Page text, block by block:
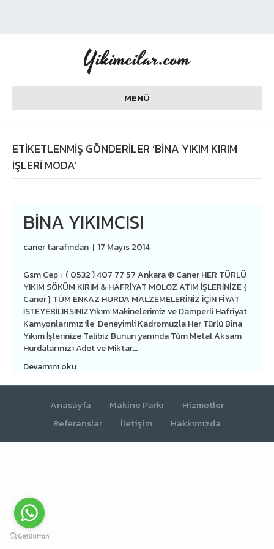
Yikimcilar.com
MENÜ
ETIKETLENMIŞ GÖNDERILER ‘BINA YIKIM KIRIM
İŞLERI MODA’
BINA YIKIMCISI
canertarafından | 17 Mayıs 2014
Gsm Cep : ( 0532 ) 407 77 57 Ankara ® Caner HER TÜRLÜ
YIKIM SÖKÜM KIRIM & HAFRİYAT MOLOZ ATIM İŞLERİNİZE {
Caner } TÜM ENKAZ HURDA MALZEMELERİNİZ İÇİN FİYAT
İSTEYEBİLİRSİNİZYıkım Makinelerimiz ve Damperli Hafriyat
Kamyonlarımız ile Deneyimli Kadromuzla Her Türlü Bina
Yıkım İşlerinize Talibiz Bunun yanında Tüm Metal Aksam
Hurdalarınızı Adet ve Miktar…
Devamını oku
Anasayfa Makine Parkı
Hizmetler
Referanslar
İletişim Hakkımızda